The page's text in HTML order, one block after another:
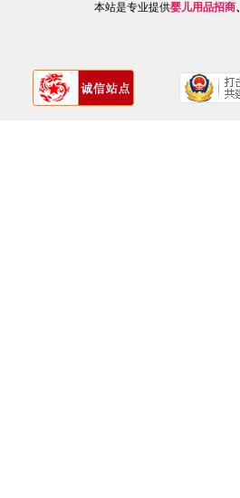
本站是专业提供婴儿用品招商、